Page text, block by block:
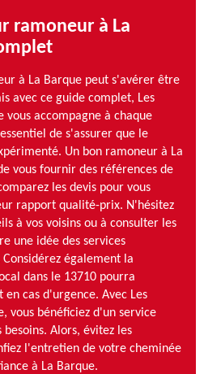
ramoneur à La
à La Barque peut s'avérer être
avec ce guide complet, Les
vous accompagne à chaque
de s'assurer que le
Un bon ramoneur à La
vous fournir des références de
les devis pour vous
rapport qualité-prix. N'hésitez
à vos voisins ou à consulter les
une idée des services
également la
dans le 13710 pourra
cas d'urgence. Avec Les
vous bénéficiez d'un service
Alors, évitez les
l'entretien de votre cheminée
à La Barque.